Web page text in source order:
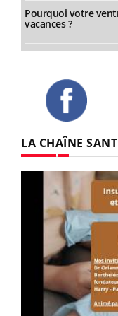
Pourquoi votre
vacances ?
LA CHAÎNE